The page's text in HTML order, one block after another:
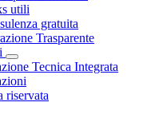
utili
gratuita
Trasparente
Visualizza menù di secondo
Tecnica Integrata
riservata